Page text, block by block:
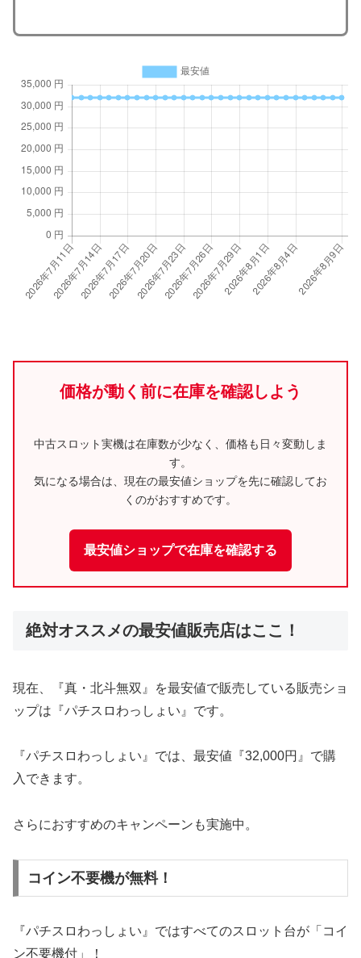
価格が動く前に在庫を確認しよう
中古スロット実機は在庫数が少なく、価格も日々変動しま
す。
気になる場合は、現在の最安値ショップを先に確認してお
くのがおすすめです。
最安値ショップで在庫を確認する
絶対オススメの最安値販売店はここ！
現在、『真・北斗無双』を最安値で販売している販売ショ
ップは『パチスロわっしょい』です。
『パチスロわっしょい』では、最安値『32,000円』で購
入できます。
さらにおすすめのキャンペーンも実施中。
コイン不要機が無料！
『パチスロわっしょい』ではすべてのスロット台が「コイ
ン不要機付」！